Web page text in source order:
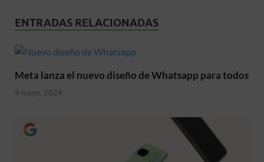
ENTRADAS RELACIONADAS
Meta lanza el nuevo diseño de Whatsapp para todos
9 mayo, 2024